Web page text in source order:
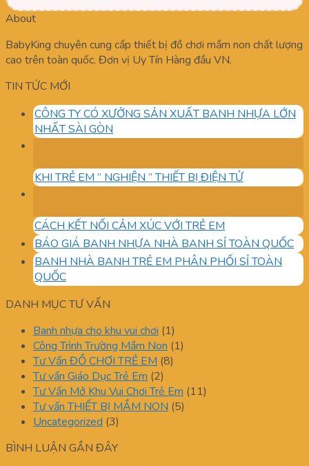
About
BabyKing chuyên cung cấp thiết bị đồ chơi mầm non chất lượng
cao trên toàn quốc. Đơn vị Uy Tín Hàng đầu VN.
TIN TỨC MỚI
CÔNG TY CÓ XƯỞNG SẢN XUẤT BANH NHỰA LỚN
NHẤT SÀI GÒN
KHI TRẺ EM ” NGHIỆN ” THIẾT BỊ ĐIỆN TỬ
CÁCH KẾT NỐI CẢM XÚC VỚI TRẺ EM
BÁO GIÁ BANH NHỰA NHÀ BANH SỈ TOÀN QUỐC
BANH NHÀ BANH TRẺ EM PHÂN PHỐI SỈ TOÀN
QUỐC
DANH MỤC TƯ VẤN
Banh nhựa cho khu vui chơi (1)
Công Trình Trường Mầm Non (1)
Tư Vấn ĐỒ CHƠI TRẺ EM (8)
Tư vấn Giáo Dục Trẻ Em (2)
Tư Vấn Mở Khu Vui Chơi Trẻ Em (11)
Tư vấn THIẾT BỊ MẦM NON (5)
Uncategorized (3)
BÌNH LUẬN GẦN ĐÂY